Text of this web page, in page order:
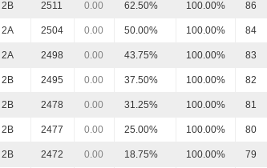
2B 2511 0.00 62.50% 100.00% 86
2A 2504 0.00 50.00% 100.00% 84
2A 2498 0.00 43.75% 100.00% 83
2B 2495 0.00 37.50% 100.00% 82
2B 2478 0.00 31.25% 100.00% 81
2B 2477 0.00 25.00% 100.00% 80
2B 2472 0.00 18.75% 100.00% 79